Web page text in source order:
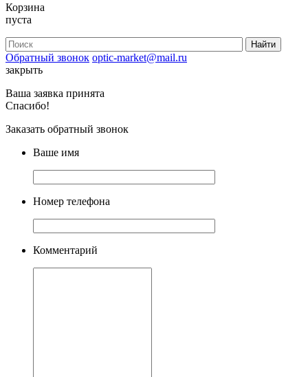
Корзина
пуста
Обратный звонок optic-market@mail.ru
закрыть
Ваша заявка принята
Спасибо!
Заказать обратный звонок
Ваше имя
Номер телефона
Комментарий